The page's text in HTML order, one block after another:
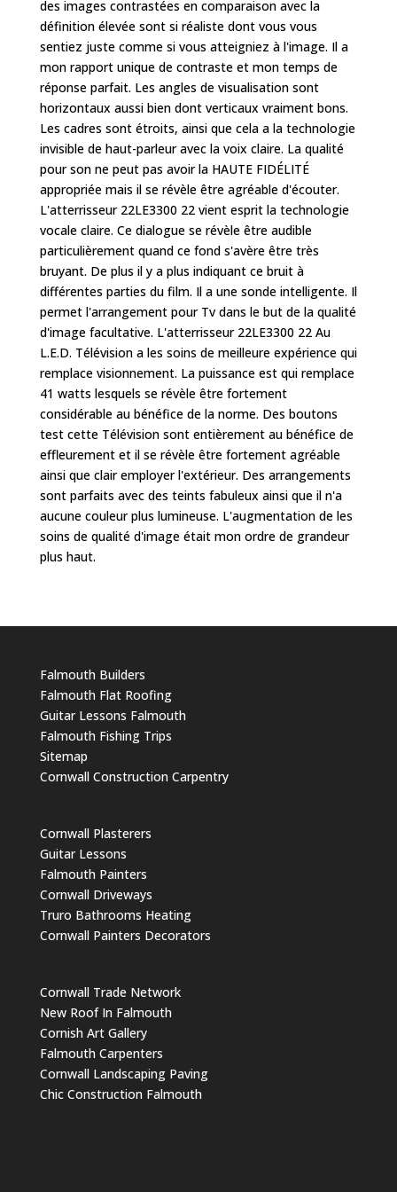
des images contrastées en comparaison avec la
définition élevée sont si réaliste dont vous vous
sentiez juste comme si vous atteigniez à l'image. Il a
mon rapport unique de contraste et mon temps de
réponse parfait. Les angles de visualisation sont
horizontaux aussi bien dont verticaux vraiment bons.
Les cadres sont étroits, ainsi que cela a la technologie
invisible de haut-parleur avec la voix claire. La qualité
pour son ne peut pas avoir la HAUTE FIDÉLITÉ
appropriée mais il se révèle être agréable d'écouter.
L'atterrisseur 22LE3300 22 vient esprit la technologie
vocale claire. Ce dialogue se révèle être audible
particulièrement quand ce fond s'avère être très
bruyant. De plus il y a plus indiquant ce bruit à
différentes parties du film. Il a une sonde intelligente. Il
permet l'arrangement pour Tv dans le but de la qualité
d'image facultative. L'atterrisseur 22LE3300 22 Au
L.E.D. Télévision a les soins de meilleure expérience qui
remplace visionnement. La puissance est qui remplace
41 watts lesquels se révèle être fortement
considérable au bénéfice de la norme. Des boutons
test cette Télévision sont entièrement au bénéfice de
effleurement et il se révèle être fortement agréable
ainsi que clair employer l'extérieur. Des arrangements
sont parfaits avec des teints fabuleux ainsi que il n'a
aucune couleur plus lumineuse. L'augmentation de les
soins de qualité d'image était mon ordre de grandeur
plus haut.
Falmouth Builders
Falmouth Flat Roofing
Guitar Lessons Falmouth
Falmouth Fishing Trips
Sitemap
Cornwall Construction Carpentry
Cornwall Plasterers
Guitar Lessons
Falmouth Painters
Cornwall Driveways
Truro Bathrooms Heating
Cornwall Painters Decorators
Cornwall Trade Network
New Roof In Falmouth
Cornish Art Gallery
Falmouth Carpenters
Cornwall Landscaping Paving
Chic Construction Falmouth